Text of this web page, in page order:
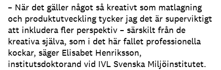
– När det gäller något så kreativt som matlagning
och produktutveckling tycker jag det är superviktigt
att inkludera fler perspektiv – särskilt från de
kreativa själva, som i det här fallet professionella
kockar, säger Elisabet Henriksson,
institutsdoktorand vid IVL Svenska Miljöinstitutet.